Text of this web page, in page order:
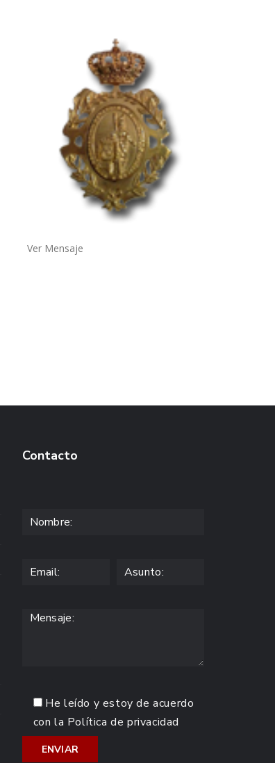
Ver Mensaje
Contacto
He leído y estoy de acuerdo
con la Política de privacidad